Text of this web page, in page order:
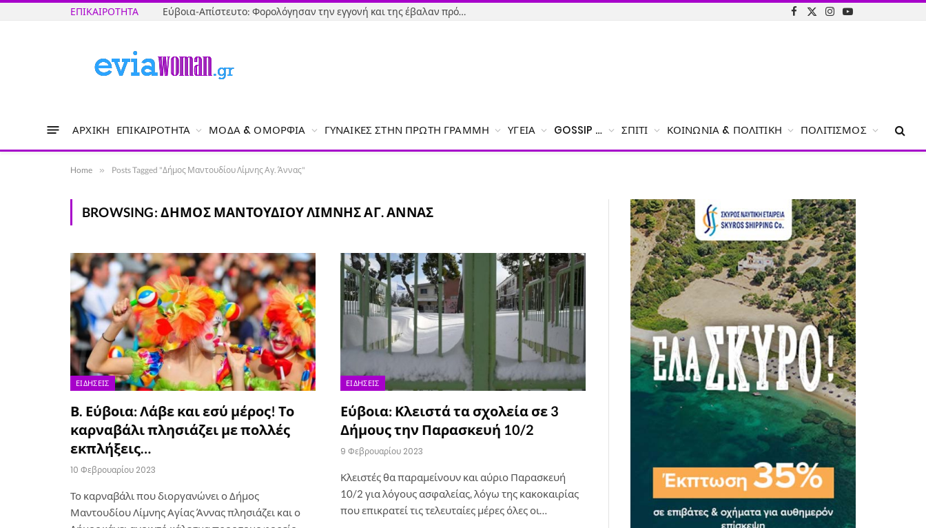
ΕΠΙΚΑΙΡΌΤΗΤΑ Εύβοια-Απίστευτο: Φορολόγησαν την εγγονή και της έβαλαν πρόστιμο γιατί δεν δήλωσε το χαρτζιλίκι του παππού!
Facebook
X
Instagram
YouTube
ΑΡΧΙΚΉ ΕΠΙΚΑΙΡΌΤΗΤΑ ΜΌΔΑ & ΟΜΟΡΦΙΆ ΓΥΝΑΊΚΕΣ ΣΤΗΝ ΠΡΏΤΗ ΓΡΑΜΜΉ ΥΓΕΊΑ GOSSIP … ΣΠΊΤΙ ΚΟΙΝΩΝΊΑ & ΠΟΛΙΤΙΚΉ ΠΟΛΙΤΙΣΜΌΣ
Home » Posts Tagged "Δήμος Μαντουδίου Λίμνης Αγ. Άννας"
BROWSING: ΔΉΜΟΣ ΜΑΝΤΟΥΔΊΟΥ ΛΊΜΝΗΣ ΑΓ. ΆΝΝΑΣ
ΕΙΔΉΣΕΙΣ
Β. Εύβοια: Λάβε και εσύ μέρος! Το
καρναβάλι πλησιάζει με πολλές
εκπλήξεις…
10 Φεβρουαρίου 2023
Το καρναβάλι που διοργανώνει ο Δήμος
Μαντουδίου Λίμνης Αγίας Άννας πλησιάζει και ο
ΕΙΔΉΣΕΙΣ
Εύβοια: Κλειστά τα σχολεία σε 3
Δήμους την Παρασκευή 10/2
9 Φεβρουαρίου 2023
Κλειστές θα παραμείνουν και αύριο Παρασκευή
10/2 για λόγους ασφαλείας, λόγω της κακοκαιρίας
που επικρατεί τις τελευταίες μέρες όλες οι…